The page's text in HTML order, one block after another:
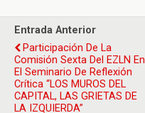
Entrada Anterior
Participación De La
Comisión Sexta Del EZLN En
El Seminario De Reflexión
Crítica “LOS MUROS DEL
CAPITAL, LAS GRIETAS DE
LA IZQUIERDA”